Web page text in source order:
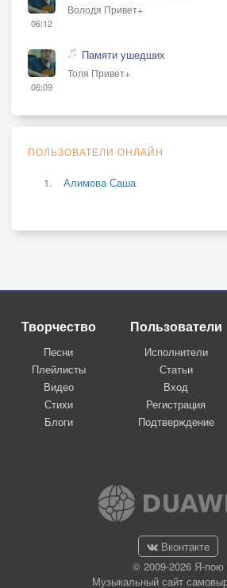
06:12
Володя Привет+
06:09
Памяти ушедших
Толя Привет+
ПОЛЬЗОВАТЕЛИ ОНЛАЙН
Алимова Саша
Творчество
Песни
Плейлисты
Видео
Стихи
Блоги
Пользователи
Исполнители
Статьи
Вход
Регистрация
Подтверждение
Вконтакте
© 2009-2026 Я-пою
Музыкальный сайт